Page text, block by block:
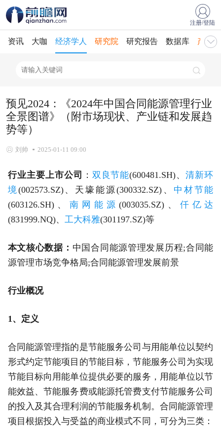
注册/登陆
资讯 大咖 经济学人 研究院 研究报告 数据库 产业
预见2024：《2024年中国合同能源管理行业
全景图谱》（附市场现状、产业链和发展趋
势等）
刘帅 2025-01-11 09:00
行业主要上市公司 ： 双良节能(600481.SH)、清新环
境(002573.SZ)、天壕能源(300332.SZ)、 中材节能
(603126.SH)、南网能源 (003035.SZ)、 仟亿达
(831999.NQ)、 工大科雅(301197.SZ)等
本文核心数据： 中国合同能源管理发展历程;合同能
源管理市场竞争格局;合同能源管理发展前景
行业概况
1、定义
合同能源管理指的是节能服务公司与用能单位以契约
形式约定节能项目的节能目标，节能服务公司为实现
节能目标向用能单位提供必要的服务，用能单位以节
能效益、节能服务费或能源托管费支付节能服务公司
的投入及其合理利润的节能服务机制。合同能源管理
项目根据投入与受益的商业模式不同，可分为三类：